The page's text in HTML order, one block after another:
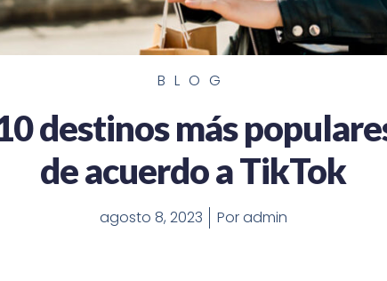
BLOG
destinos más
de acuerdo a TikTok
agosto 8, 2023 Poradmin